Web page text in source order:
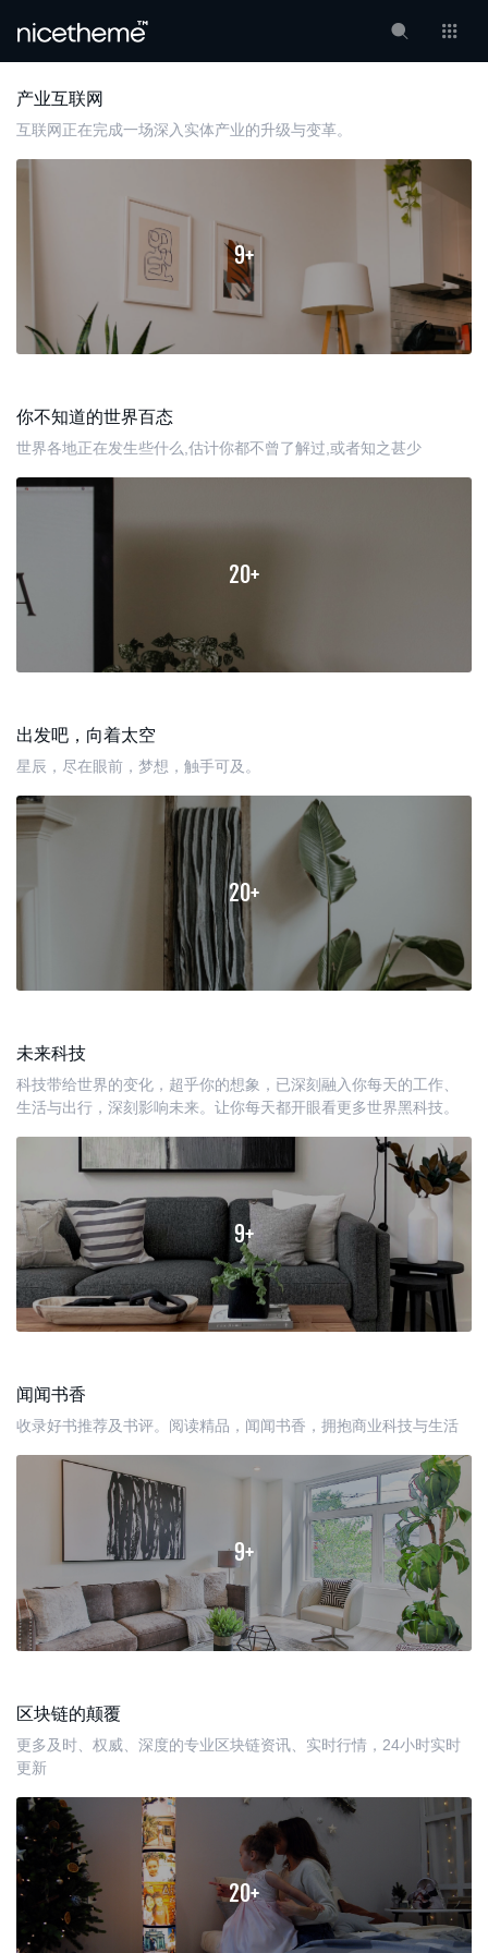
产业互联网
互联网正在完成一场深入实体产业的升级与变革。
9+
你不知道的世界百态
世界各地正在发生些什么,估计你都不曾了解过,或者知之甚少
20+
出发吧，向着太空
星辰，尽在眼前，梦想，触手可及。
20+
未来科技
科技带给世界的变化，超乎你的想象，已深刻融入你每天的工作、
生活与出行，深刻影响未来。让你每天都开眼看更多世界黑科技。
9+
闻闻书香
收录好书推荐及书评。阅读精品，闻闻书香，拥抱商业科技与生活
9+
区块链的颠覆
更多及时、权威、深度的专业区块链资讯、实时行情，24小时实时
更新
20+